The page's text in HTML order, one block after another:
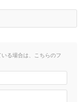
る場合は、こちらのフ